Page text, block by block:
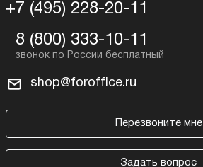
+7 (495) 228-20-11
8 (800) 333-10-11
shop@foroffice.ru
Перезвоните мне
Задать вопрос